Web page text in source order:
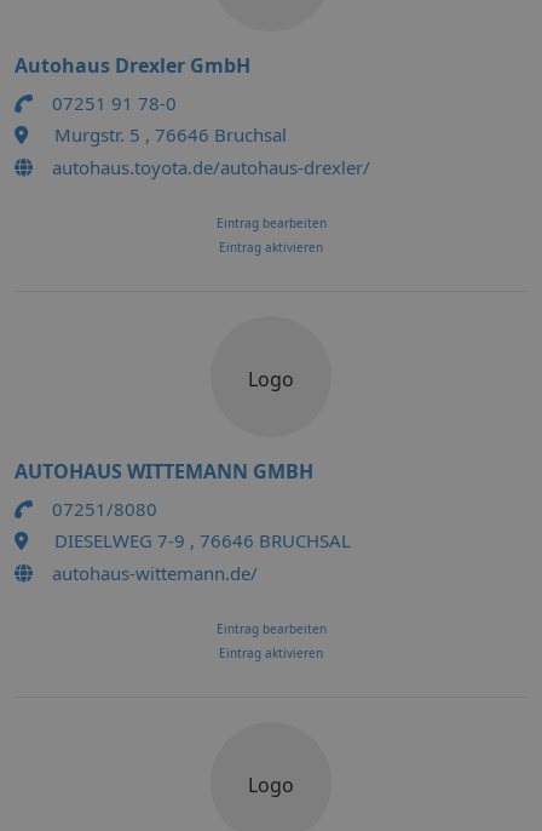
Autohaus Drexler GmbH
07251 91 78-0
Murgstr. 5 , 76646 Bruchsal
autohaus.toyota.de/autohaus-drexler/
Eintrag bearbeiten
Eintrag aktivieren
Logo
AUTOHAUS WITTEMANN GMBH
07251/8080
DIESELWEG 7-9 , 76646 BRUCHSAL
autohaus-wittemann.de/
Eintrag bearbeiten
Eintrag aktivieren
Logo